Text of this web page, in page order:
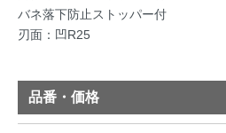
バネ落下防止ストッパー付
刃面：凹R25
品番・価格